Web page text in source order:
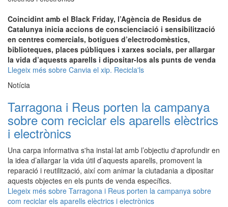
Coincidint amb el Black Friday, l’Agència de Residus de
Catalunya inicia accions de conscienciació i sensibilització
en centres comercials, botigues d’electrodomèstics,
biblioteques, places públiques i xarxes socials, per allargar
la vida d’aquests aparells i dipositar-los als punts de venda
Llegeix més sobre Canvia el xip. Recicla'ls
Notícia
Tarragona i Reus porten la campanya
sobre com reciclar els aparells elèctrics
i electrònics
Una carpa informativa s'ha instal·lat amb l’objectiu d'aprofundir en
la idea d’allargar la vida útil d’aquests aparells, promovent la
reparació i reutilització, així com animar la ciutadania a dipositar
aquests objectes en els punts de venda específics.
Llegeix més sobre Tarragona i Reus porten la campanya sobre
com reciclar els aparells elèctrics i electrònics